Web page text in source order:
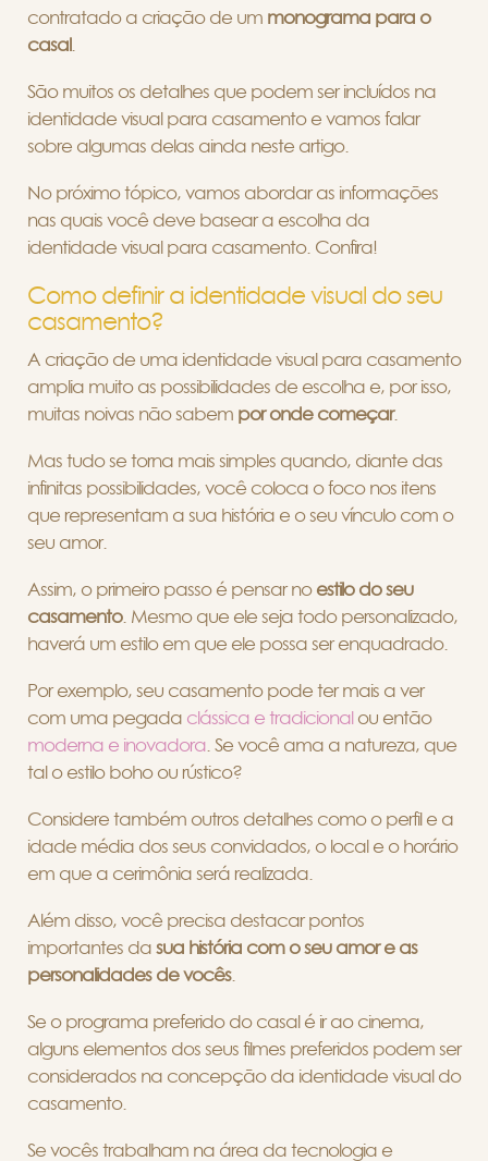
contratado a criação de um monograma para o
casal
São muitos os detalhes que podem ser incluídos na
identidade visual para casamento e vamos falar
sobre algumas delas ainda neste artigo.
No próximo tópico, vamos abordar as informações
nas quais você deve basear a escolha da
identidade visual para casamento. Confira!
Como definir a identidade visual do seu
casamento?
A criação de uma identidade visual para casamento
amplia muito as possibilidades de escolha e, por isso,
muitas noivas não sabem por onde começar.
Mas tudo se torna mais simples quando, diante das
infinitas possibilidades, você coloca o foco nos itens
que representam a sua história e o seu vínculo com o
seu amor.
Assim, o primeiro passo é pensar no estilo do seu
casamento. Mesmo que ele seja todo personalizado,
haverá um estilo em que ele possa ser enquadrado.
Por exemplo, seu casamento pode ter mais a ver
com uma pegada clássica e tradicional ou então
moderna e inovadora . Se você ama a natureza, que
tal o estilo boho ou rústico?
Considere também outros detalhes como o perfil e a
idade média dos seus convidados, o local e o horário
em que a cerimônia será realizada.
Além disso, você precisa destacar pontos
importantes da sua história com o seu amor e as
personalidades de vocês.
Se o programa preferido do casal é ir ao cinema,
alguns elementos dos seus filmes preferidos podem ser
considerados na concepção da identidade visual do
casamento.
Se vocês trabalham na área da tecnologia e